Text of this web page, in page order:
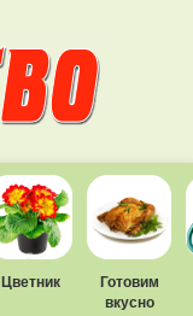
Цветник
Готовим
вкусно